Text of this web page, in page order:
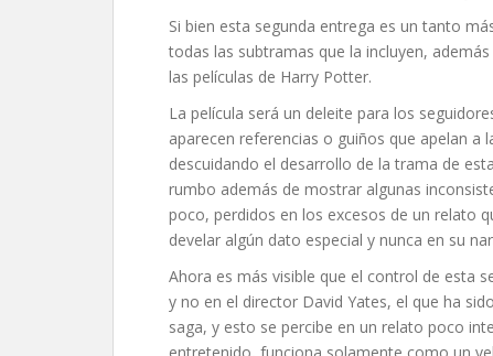
Si bien esta segunda entrega es un tanto
todas las subtramas que la incluyen,
las películas de Harry Potter.
La película será un deleite para los
aparecen referencias o guiños que apelan
descuidando el desarrollo de la trama de
rumbo además de mostrar algunas
poco, perdidos en los excesos de un relato
develar algún dato especial y nunca en su
Ahora es más visible que el control de esta
y no en el director David Yates, el que ha
saga, y esto se percibe en un relato poco
entretenido, funciona solamente como un